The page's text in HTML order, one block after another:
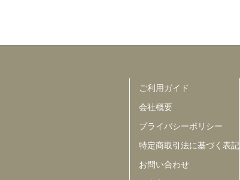
ご利用ガイド
会社概要
プライバシーポリシー
特定商取引法に基づく表記
お問い合わせ